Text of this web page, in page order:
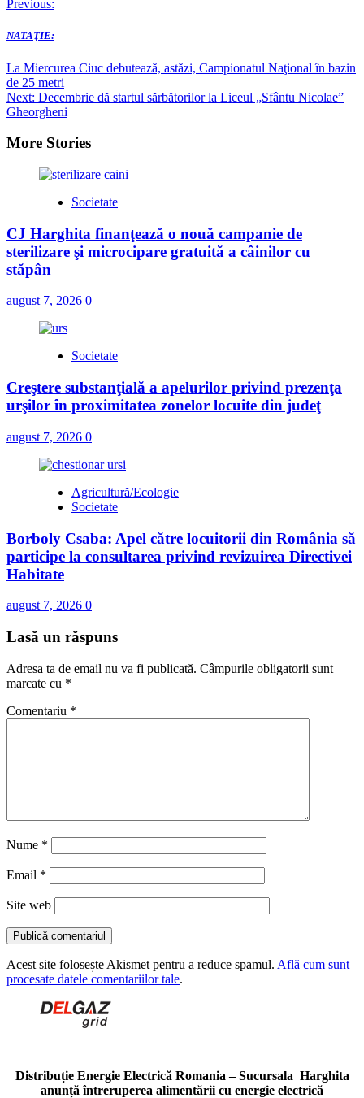
Post
navigation
Previous:
NATAŢIE:
La Miercurea Ciuc debutează, astăzi, Campionatul Naţional în bazin
de 25 metri
Next: Decembrie dă startul sărbătorilor la Liceul „Sfântu Nicolae”
Gheorgheni
More Stories
Societate
CJ Harghita finanţează o nouă campanie de
sterilizare şi microcipare gratuită a câinilor cu
stăpân
august 7, 2026 0
Societate
Creştere substanţială a apelurilor privind prezenţa
urşilor în proximitatea zonelor locuite din judeţ
august 7, 2026 0
Agricultură/Ecologie
Societate
Borboly Csaba: Apel către locuitorii din România să
participe la consultarea privind revizuirea Directivei
Habitate
august 7, 2026 0
Lasă un răspuns
Adresa ta de email nu va fi publicată. Câmpurile obligatorii sunt
marcate cu *
Comentariu *
Nume *
Email *
Site web
Acest site folosește Akismet pentru a reduce spamul. Află cum sunt
procesate datele comentariilor tale.
Distribuție Energie Electrică Romania – Sucursala Harghita
anunță întreruperea alimentării cu energie electrică